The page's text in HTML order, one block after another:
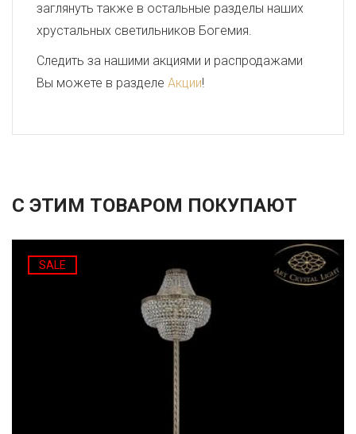
заглянуть также в остальные разделы наших
хрустальных светильников Богемия.
Следить за нашими акциями и распродажами
Вы можете в разделе Акции!
С ЭТИМ ТОВАРОМ ПОКУПАЮТ
SALE